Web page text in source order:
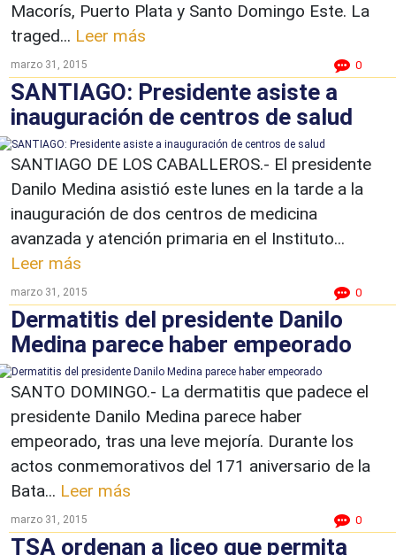
Macorís, Puerto Plata y Santo Domingo Este. La
traged... Leer más
marzo 31, 2015 0
SANTIAGO: Presidente asiste a
inauguración de centros de salud
SANTIAGO DE LOS CABALLEROS.- El presidente
Danilo Medina asistió este lunes en la tarde a la
inauguración de dos centros de medicina
avanzada y atención primaria en el Instituto...
Leer más
marzo 31, 2015 0
Dermatitis del presidente Danilo
Medina parece haber empeorado
SANTO DOMINGO.- La dermatitis que padece el
presidente Danilo Medina parece haber
empeorado, tras una leve mejoría. Durante los
actos conmemorativos del 171 aniversario de la
Bata... Leer más
marzo 31, 2015 0
TSA ordenan a liceo que permita